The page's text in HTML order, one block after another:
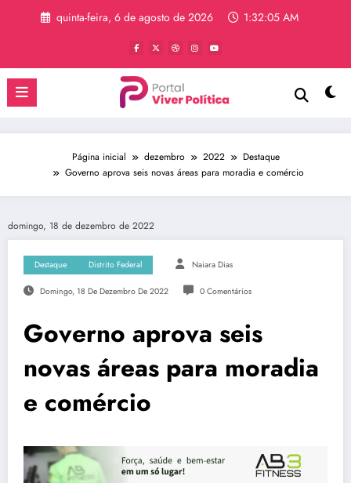
quinta-feira, 6 de agosto de 2026 1:32:06 AM
Página inicial dezembro 2022
Destaque
Governo aprova seis novas áreas para moradia e comércio
domingo, 18 de dezembro de 2022
Destaque Distrito Federal Naiara Dias
Domingo, 18 De Dezembro De 2022 0 Comentários
Governo aprova seis
novas áreas para moradia
e comércio